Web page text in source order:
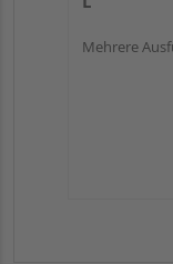
Mehrere